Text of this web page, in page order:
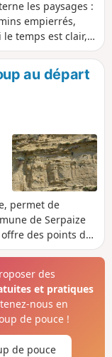
les paysages :
empierrés,
temps est clair,
Deux
programme afin
au départ
permet de
de Serpaize
des points de
les Monts du
au point de départ
un vaste parking,
un morceau de
non protégée
même sans
des
et pratiques
nous en
de pouce !
de pouce